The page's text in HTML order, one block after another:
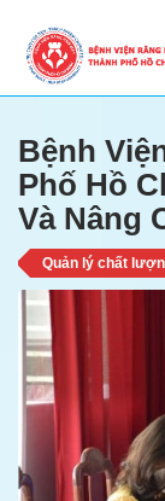
Phố Hồ
Và
Bệnh
Phố Hồ
Và Nâng
Quản lý chất